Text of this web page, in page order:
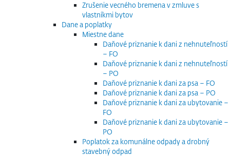
Zrušenie vecného bremena v zmluve s
vlastníkmi bytov
Dane a poplatky
Miestne dane
Daňové priznanie k dani z nehnuteľností
– FO
Daňové priznanie k dani z nehnuteľností
– PO
Daňové priznanie k dani za psa – FO
Daňové priznanie k dani za psa – PO
Daňové priznanie k dani za ubytovanie –
FO
Daňové priznanie k dani za ubytovanie –
PO
Poplatok za komunálne odpady a drobný
stavebný odpad